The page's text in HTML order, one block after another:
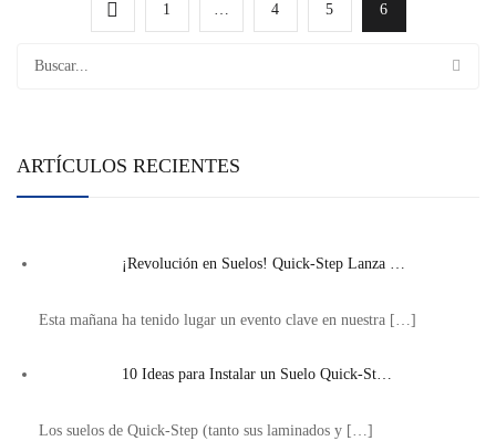
1 … 4 5 6
ARTÍCULOS RECIENTES
¡Revolución en Suelos! Quick-Step Lanza …
Esta mañana ha tenido lugar un evento clave en nuestra […]
10 Ideas para Instalar un Suelo Quick-St…
Los suelos de Quick-Step (tanto sus laminados y […]